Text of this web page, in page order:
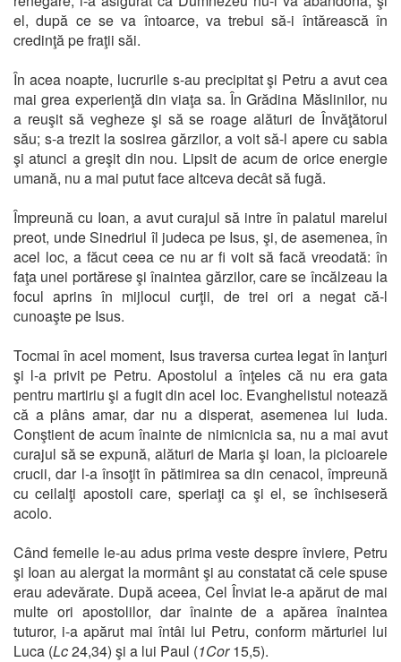
el, după ce se va întoarce, va trebui să-i întărească în
credinţă pe fraţii săi.
În acea noapte, lucrurile s-au precipitat şi Petru a avut cea
mai grea experienţă din viaţa sa. În Grădina Măslinilor, nu
a reuşit să vegheze şi să se roage alături de Învăţătorul
său; s-a trezit la sosirea gărzilor, a voit să-l apere cu sabia
şi atunci a greşit din nou. Lipsit de acum de orice energie
umană, nu a mai putut face altceva decât să fugă.
Împreună cu Ioan, a avut curajul să intre în palatul marelui
preot, unde Sinedriul îl judeca pe Isus, şi, de asemenea, în
acel loc, a făcut ceea ce nu ar fi voit să facă vreodată: în
faţa unei portărese şi înaintea gărzilor, care se încălzeau la
focul aprins în mijlocul curţii, de trei ori a negat că-l
cunoaşte pe Isus.
Tocmai în acel moment, Isus traversa curtea legat în lanţuri
şi l-a privit pe Petru. Apostolul a înţeles că nu era gata
pentru martiriu şi a fugit din acel loc. Evanghelistul notează
că a plâns amar, dar nu a disperat, asemenea lui Iuda.
Conştient de acum înainte de nimicnicia sa, nu a mai avut
curajul să se expună, alături de Maria şi Ioan, la picioarele
crucii, dar l-a însoţit în pătimirea sa din cenacol, împreună
cu ceilalţi apostoli care, speriaţi ca şi el, se închiseseră
acolo.
Când femeile le-au adus prima veste despre înviere, Petru
şi Ioan au alergat la mormânt şi au constatat că cele spuse
erau adevărate. După aceea, Cel Înviat le-a apărut de mai
multe ori apostolilor, dar înainte de a apărea înaintea
tuturor, i-a apărut mai întâi lui Petru, conform mărturiei lui
Luca (Lc24,34) şi a lui Paul (1Cor15,5).